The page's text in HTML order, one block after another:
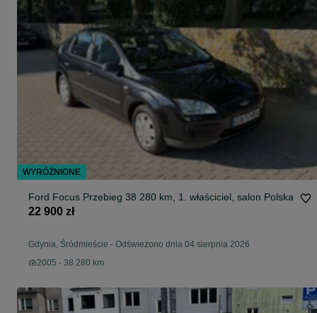
Ford Focus Przebieg 38 280 km, 1. właściciel, salon Polska
22 900 zł
Gdynia, Śródmieście - Odświeżono dnia 04 sierpnia 2026
2005 - 38 280 km
WYRÓŻNIONE